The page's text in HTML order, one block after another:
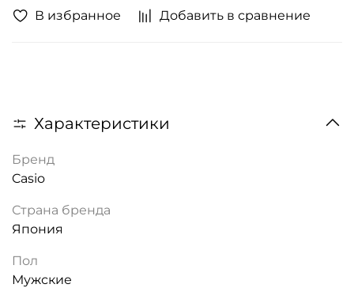
В избранное Добавить в сравнение
Характеристики
Бренд
Casio
Страна бренда
Япония
Пол
Мужские